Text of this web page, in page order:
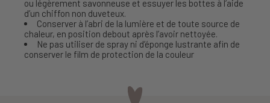
ou légèrement savonneuse et essuyer les bottes à l’aide
d’un chiffon non duveteux.
Conserver à l’abri de la lumière et de toute source de
chaleur, en position debout après l’avoir nettoyée.
Ne pas utiliser de spray ni d’éponge lustrante afin de
conserver le film de protection de la couleur